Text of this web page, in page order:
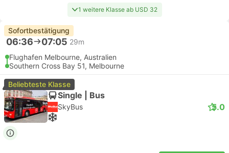
1 weitere Klasse ab USD 32
Sofortbestätigung
06:36 07:05 29m
Flughafen Melbourne, Australien
Southern Cross Bay 51, Melbourne
Beliebteste Klasse
Single | Bus
SkyBus 5.0